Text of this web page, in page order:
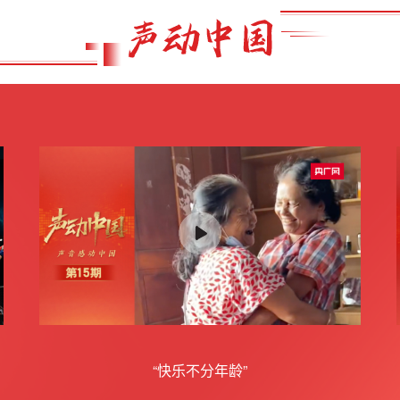
“快乐不分年龄”